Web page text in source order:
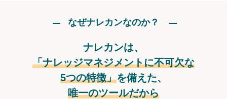
なぜナレカンなのか？
ナレカンは、
「ナレッジマネジメントに不可欠な
5つの特徴」を備えた、
唯一のツールだから